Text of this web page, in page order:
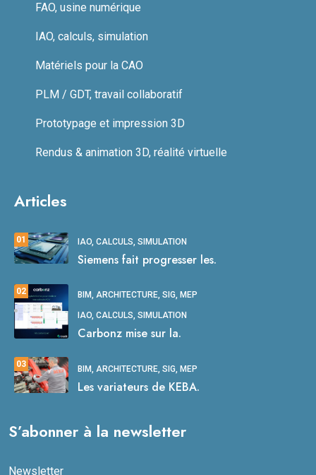
FAO, usine numérique
IAO, calculs, simulation
Matériels pour la CAO
PLM / GDT, travail collaboratif
Prototypage et impression 3D
Rendus & animation 3D, réalité virtuelle
Articles
01 IAO, CALCULS, SIMULATION
Siemens fait progresser les.
02 BIM, ARCHITECTURE, SIG, MEP
IAO, CALCULS, SIMULATION
Carbonz mise sur la.
03 BIM, ARCHITECTURE, SIG, MEP
Les variateurs de KEBA.
S’abonner à la newsletter
Newsletter